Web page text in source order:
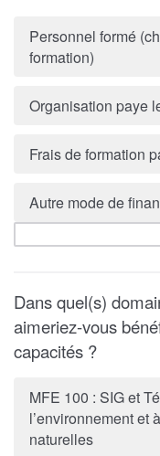
Personnel formé
formation)
Organisation paye
Frais de formation
Autre mode de
Dans quel(s)
aimeriez-vous
capacités ?
MFE 100 : SIG et
l’environnement et
naturelles